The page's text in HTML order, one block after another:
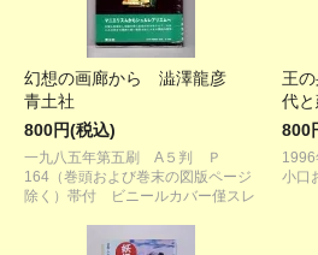
幻想の画廊から 澁澤龍彦
青土社
800円(税込)
一九八五年第五刷 A５判 Ｐ
164（巻頭および巻末の図版ページ
除く）帯付 ビニールカバー僅スレ
王
代
800
小口